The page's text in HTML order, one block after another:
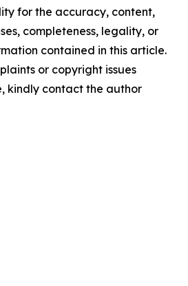
for the accuracy, content,
completeness, legality, or
contained in this article.
or copyright issues
kindly contact the author